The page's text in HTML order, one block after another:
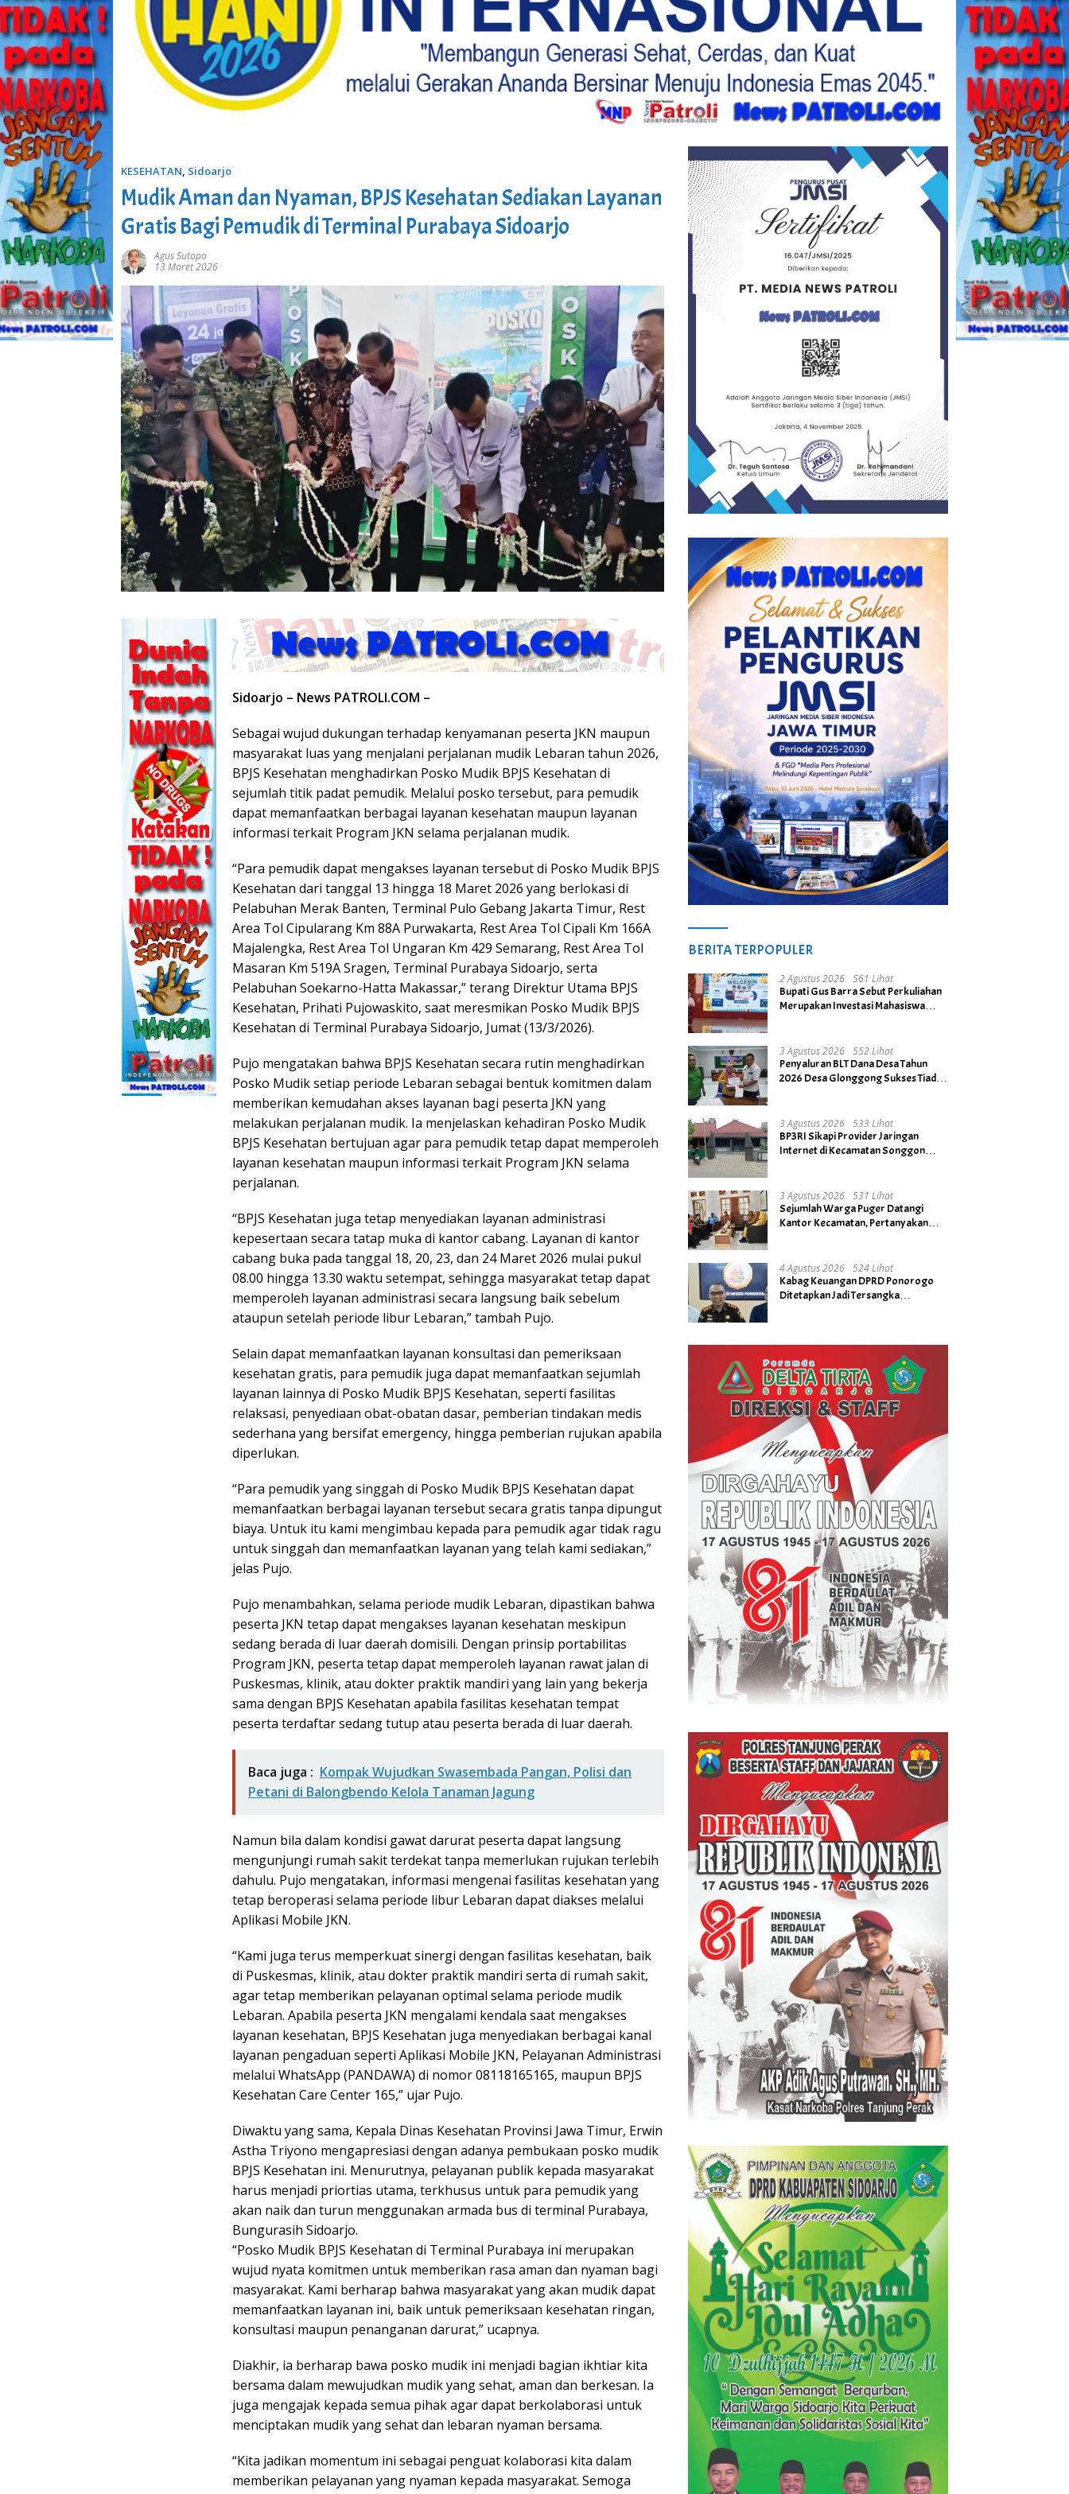
KESEHATAN, Sidoarjo
Mudik Aman dan Nyaman, BPJS Kesehatan Sediakan Layanan
Gratis Bagi Pemudik di Terminal Purabaya Sidoarjo
Agus Sutopo
13 Maret 2026
Sidoarjo – News PATROLI.COM –
Sebagai wujud dukungan terhadap kenyamanan peserta JKN maupun
masyarakat luas yang menjalani perjalanan mudik Lebaran tahun 2026,
BPJS Kesehatan menghadirkan Posko Mudik BPJS Kesehatan di
sejumlah titik padat pemudik. Melalui posko tersebut, para pemudik
dapat memanfaatkan berbagai layanan kesehatan maupun layanan
informasi terkait Program JKN selama perjalanan mudik.
“Para pemudik dapat mengakses layanan tersebut di Posko Mudik BPJS
Kesehatan dari tanggal 13 hingga 18 Maret 2026 yang berlokasi di
Pelabuhan Merak Banten, Terminal Pulo Gebang Jakarta Timur, Rest
Area Tol Cipularang Km 88A Purwakarta, Rest Area Tol Cipali Km 166A
Majalengka, Rest Area Tol Ungaran Km 429 Semarang, Rest Area Tol
Masaran Km 519A Sragen, Terminal Purabaya Sidoarjo, serta
Pelabuhan Soekarno-Hatta Makassar,” terang Direktur Utama BPJS
Kesehatan, Prihati Pujowaskito, saat meresmikan Posko Mudik BPJS
Kesehatan di Terminal Purabaya Sidoarjo, Jumat (13/3/2026).
Pujo mengatakan bahwa BPJS Kesehatan secara rutin menghadirkan
Posko Mudik setiap periode Lebaran sebagai bentuk komitmen dalam
memberikan kemudahan akses layanan bagi peserta JKN yang
melakukan perjalanan mudik. Ia menjelaskan kehadiran Posko Mudik
BPJS Kesehatan bertujuan agar para pemudik tetap dapat memperoleh
layanan kesehatan maupun informasi terkait Program JKN selama
perjalanan.
“BPJS Kesehatan juga tetap menyediakan layanan administrasi
kepesertaan secara tatap muka di kantor cabang. Layanan di kantor
cabang buka pada tanggal 18, 20, 23, dan 24 Maret 2026 mulai pukul
08.00 hingga 13.30 waktu setempat, sehingga masyarakat tetap dapat
memperoleh layanan administrasi secara langsung baik sebelum
ataupun setelah periode libur Lebaran,” tambah Pujo.
Selain dapat memanfaatkan layanan konsultasi dan pemeriksaan
kesehatan gratis, para pemudik juga dapat memanfaatkan sejumlah
layanan lainnya di Posko Mudik BPJS Kesehatan, seperti fasilitas
relaksasi, penyediaan obat-obatan dasar, pemberian tindakan medis
sederhana yang bersifat emergency, hingga pemberian rujukan apabila
diperlukan.
“Para pemudik yang singgah di Posko Mudik BPJS Kesehatan dapat
memanfaatkan berbagai layanan tersebut secara gratis tanpa dipungut
biaya. Untuk itu kami mengimbau kepada para pemudik agar tidak ragu
untuk singgah dan memanfaatkan layanan yang telah kami sediakan,”
jelas Pujo.
Pujo menambahkan, selama periode mudik Lebaran, dipastikan bahwa
peserta JKN tetap dapat mengakses layanan kesehatan meskipun
sedang berada di luar daerah domisili. Dengan prinsip portabilitas
Program JKN, peserta tetap dapat memperoleh layanan rawat jalan di
Puskesmas, klinik, atau dokter praktik mandiri yang lain yang bekerja
sama dengan BPJS Kesehatan apabila fasilitas kesehatan tempat
peserta terdaftar sedang tutup atau peserta berada di luar daerah.
Baca juga : Kompak Wujudkan Swasembada Pangan, Polisi dan
Petani di Balongbendo Kelola Tanaman Jagung
Namun bila dalam kondisi gawat darurat peserta dapat langsung
mengunjungi rumah sakit terdekat tanpa memerlukan rujukan terlebih
dahulu. Pujo mengatakan, informasi mengenai fasilitas kesehatan yang
tetap beroperasi selama periode libur Lebaran dapat diakses melalui
Aplikasi Mobile JKN.
“Kami juga terus memperkuat sinergi dengan fasilitas kesehatan, baik
di Puskesmas, klinik, atau dokter praktik mandiri serta di rumah sakit,
agar tetap memberikan pelayanan optimal selama periode mudik
Lebaran. Apabila peserta JKN mengalami kendala saat mengakses
layanan kesehatan, BPJS Kesehatan juga menyediakan berbagai kanal
layanan pengaduan seperti Aplikasi Mobile JKN, Pelayanan Administrasi
melalui WhatsApp (PANDAWA) di nomor 08118165165, maupun BPJS
Kesehatan Care Center 165,” ujar Pujo.
Diwaktu yang sama, Kepala Dinas Kesehatan Provinsi Jawa Timur, Erwin
Astha Triyono mengapresiasi dengan adanya pembukaan posko mudik
BPJS Kesehatan ini. Menurutnya, pelayanan publik kepada masyarakat
harus menjadi priortias utama, terkhusus untuk para pemudik yang
akan naik dan turun menggunakan armada bus di terminal Purabaya,
Bungurasih Sidoarjo.
“Posko Mudik BPJS Kesehatan di Terminal Purabaya ini merupakan
wujud nyata komitmen untuk memberikan rasa aman dan nyaman bagi
masyarakat. Kami berharap bahwa masyarakat yang akan mudik dapat
memanfaatkan layanan ini, baik untuk pemeriksaan kesehatan ringan,
konsultasi maupun penanganan darurat,” ucapnya.
Diakhir, ia berharap bawa posko mudik ini menjadi bagian ikhtiar kita
bersama dalam mewujudkan mudik yang sehat, aman dan berkesan. Ia
juga mengajak kepada semua pihak agar dapat berkolaborasi untuk
menciptakan mudik yang sehat dan lebaran nyaman bersama.
“Kita jadikan momentum ini sebagai penguat kolaborasi kita dalam
memberikan pelayanan yang nyaman kepada masyarakat. Semoga
BERITA TERPOPULER
2 Agustus 2026
561 Lihat
Bupati Gus Barra Sebut Perkuliahan
Merupakan Investasi Mahasiswa
3 Agustus 2026
552 Lihat
Penyaluran BLT Dana Desa Tahun
2026 Desa Glonggong Sukses Tiada
3 Agustus 2026
533 Lihat
BP3RI Sikapi Provider Jaringan
Internet di Kecamatan Songgon
3 Agustus 2026
531 Lihat
Sejumlah Warga Puger Datangi
Kantor Kecamatan, Pertanyakan
4 Agustus 2026
524 Lihat
Kabag Keuangan DPRD Ponorogo
Ditetapkan Jadi Tersangka